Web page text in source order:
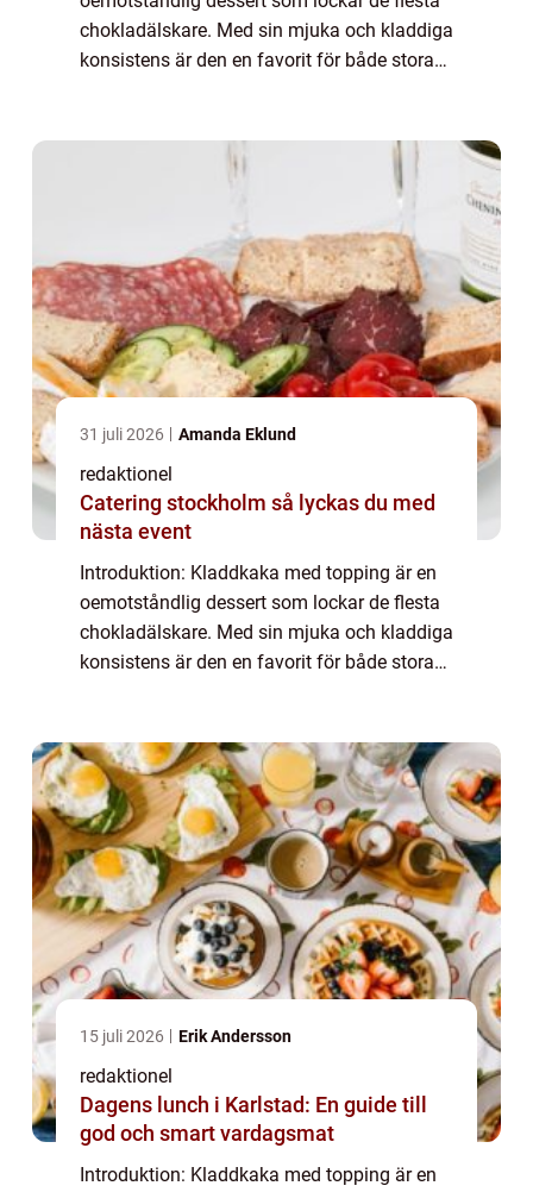
chokladälskare. Med sin mjuka och kladdiga
konsistens är den en favorit för både stora
31 juli 2026 Amanda Eklund
redaktionel
Catering stockholm så lyckas du med
nästa event
Introduktion: Kladdkaka med topping är en
oemotståndlig dessert som lockar de flesta
chokladälskare. Med sin mjuka och kladdiga
konsistens är den en favorit för både stora
15 juli 2026 Erik Andersson
redaktionel
Dagens lunch i Karlstad: En guide till
god och smart vardagsmat
Introduktion: Kladdkaka med topping är en